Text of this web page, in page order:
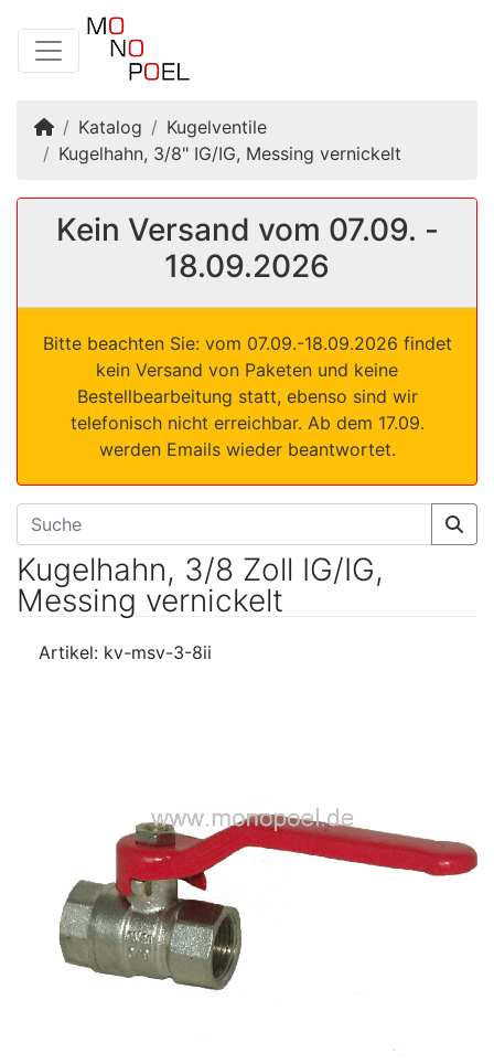
Startseite
Katalog
Kugelventile
Kugelhahn, 3/8" IG/IG, Messing vernickelt
Kein Versand vom 07.09. -
18.09.2026
Bitte beachten Sie: vom 07.09.-18.09.2026 findet
kein Versand von Paketen und keine
Bestellbearbeitung statt, ebenso sind wir
telefonisch nicht erreichbar. Ab dem 17.09.
werden Emails wieder beantwortet.
Kugelhahn, 3/8 Zoll IG/IG,
Messing vernickelt
Artikel: kv-msv-3-8ii